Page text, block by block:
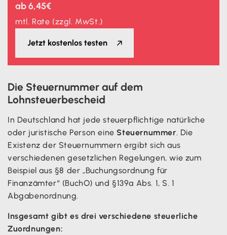
ab 6,45€
mtl. Rate (zzgl. MwSt.)
Jetzt kostenlos testen
Die Steuernummer auf dem
Lohnsteuerbescheid
In Deutschland hat jede steuerpflichtige natürliche
oder juristische Person eine Steuernummer. Die
Existenz der Steuernummern ergibt sich aus
verschiedenen gesetzlichen Regelungen, wie zum
Beispiel aus §8 der „Buchungsordnung für
Finanzämter“ (BuchO) und §139a Abs. 1, S. 1
Abgabenordnung.
Insgesamt gibt es drei verschiedene steuerliche
Zuordnungen: